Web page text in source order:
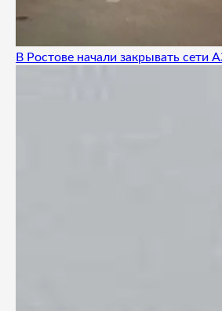
В Ростове начали закрывать сети